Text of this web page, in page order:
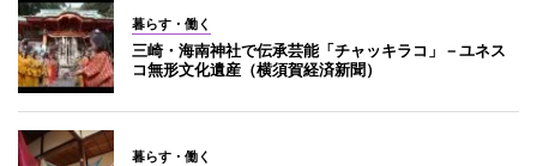
暮らす・働く
三崎・海南神社で伝承芸能「チャッキラコ」－ユネス
コ無形文化遺産（横須賀経済新聞）
暮らす・働く